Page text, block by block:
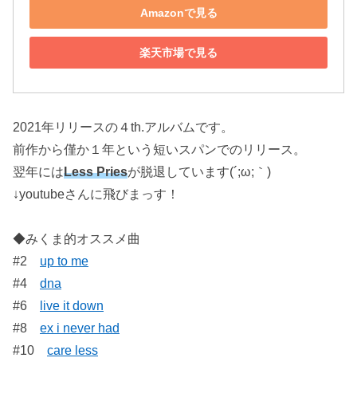
Amazonで見る
楽天市場で見る
2021年リリースの４th.アルバムです。
前作から僅か１年という短いスパンでのリリース。
翌年にはLess Priesが脱退しています(´;ω;｀)
↓youtubeさんに飛びまっす！
◆みくま的オススメ曲
#2 up to me
#4 dna
#6
live it down
#8 ex i never had
#10 care less